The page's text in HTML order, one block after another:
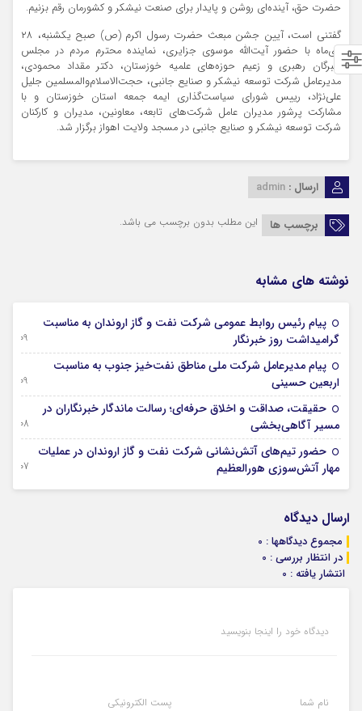
حضرت حق، آینده‌ای روشن و پایدار برای صنعت نیشکر و کشورمان رقم بزنیم.
گفتنی است، آیین جشن مبعث حضرت رسول اکرم (ص) صبح یکشنبه، ۲۸
دی‌ماه با حضور آیت‌الله موسوی جزایری، نماینده محترم مردم در مجلس
خبرگان رهبری و زعیم حوزه‌های علمیه خوزستان، دکتر مقداد محمودی،
مدیرعامل شرکت توسعه نیشکر و صنایع جانبی، حجت‌الاسلام‌والمسلمین جلیل
علی‌نژاد، رییس شورای سیاست‌گذاری ایمه جمعه استان خوزستان و با
مشارکت پرشور مدیران عامل شرکت‌های تابعه، معاونین، مدیران و کارکنان
شرکت توسعه نیشکر و صنایع جانبی در مسجد ولایت اهواز برگزار شد.
ارسال : admin
برچسب ها این مطلب بدون برچسب می باشد.
نوشته های مشابه
پیام رئیس روابط عمومی شركت نفت و گاز اروندان به مناسبت
گرامیداشت روز خبرنگار
09 آگوست 2026
پیام مدیرعامل شركت ملی مناطق نفت‌خیز جنوب به مناسبت
اربعین حسینی
09 آگوست 2026
حقیقت، صداقت و اخلاق حرفه‌ای؛ رسالت ماندگار خبرنگاران در
مسیر آگاهی‌بخشی
08 آگوست 2026
حضور تیم‌های آتش‌نشانی شركت نفت و گاز اروندان در عملیات
مهار آتش‌سوزی هورالعظیم
07 آگوست 2026
ارسال دیدگاه
مجموع دیدگاهها : 0
در انتظار بررسی : 0
انتشار یافته : 0
دیدگاه خود را اینجا بنویسید
نام شما پست الکترونیکی